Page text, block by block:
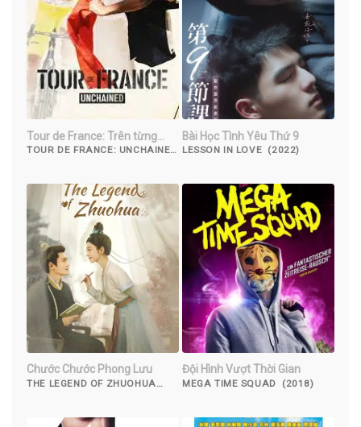
Tour de France: Trên từng
dặm đường
TOUR DE FRANCE: UNCHAINED
Bài Học Tình Yêu Thứ 9
LESSON IN LOVE (2022)
Chước Chước Phong Lưu
THE LEGEND OF ZHUOHUA
Đội Hình Vượt Thời Gian
MEGA TIME SQUAD (2018)